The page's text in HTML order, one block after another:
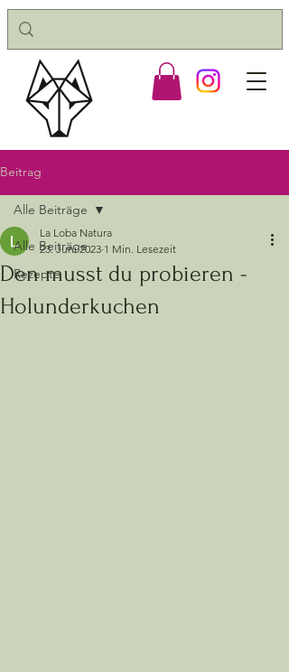
Beitrag
Alle Beiträge
Rezepte
Alle Beiträge
Den musst du probieren -
Holunderkuchen
La Loba Natura
23. Juni 2023 1 Min. Lesezeit